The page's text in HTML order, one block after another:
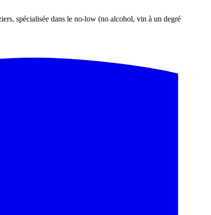
spécialisée dans le no-low (no alcohol, vin à un degré